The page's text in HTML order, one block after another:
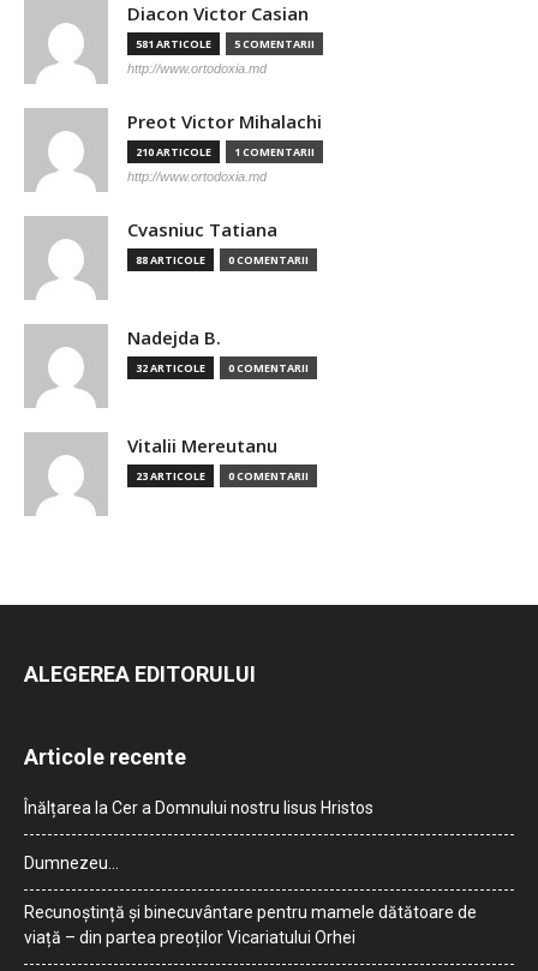
Diacon Victor Casian
581 ARTICOLE 5 COMENTARII
http://www.ortodoxia.md
Preot Victor Mihalachi
210 ARTICOLE 1 COMENTARII
http://www.ortodoxia.md
Cvasniuc Tatiana
88 ARTICOLE 0 COMENTARII
Nadejda B.
32 ARTICOLE 0 COMENTARII
Vitalii Mereutanu
23 ARTICOLE 0 COMENTARII
ALEGEREA EDITORULUI
Articole recente
Înălțarea la Cer a Domnului nostru Iisus Hristos
Dumnezeu…
Recunoștință și binecuvântare pentru mamele dătătoare de
viață – din partea preoților Vicariatului Orhei